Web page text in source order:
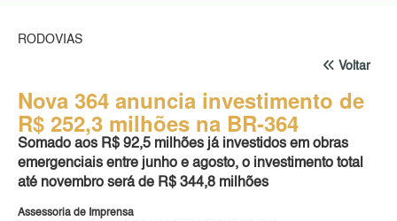
RODOVIAS
Voltar
Nova 364 anuncia investimento de
R$ 252,3 milhões na BR-364
Somado aos R$ 92,5 milhões já investidos em obras
emergenciais entre junho e agosto, o investimento total
até novembro será de R$ 344,8 milhões
Assessoria de Imprensa